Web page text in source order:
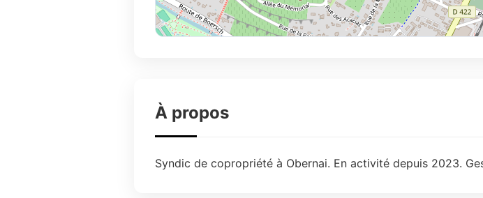
À propos
Syndic de copropriété à Obernai. En activité depuis 2023.